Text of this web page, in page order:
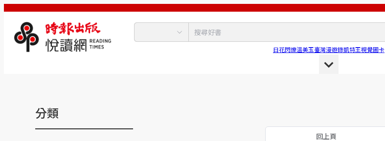
日花閃爍溫美玉臺灣漫遊錄凱特王視覺圖卡
分類
回上頁